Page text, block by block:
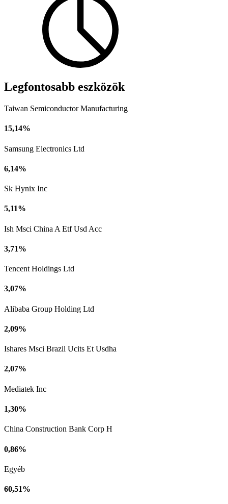
Legfontosabb eszközök
Taiwan Semiconductor Manufacturing
15,14%
Samsung Electronics Ltd
6,14%
Sk Hynix Inc
5,11%
Ish Msci China A Etf Usd Acc
3,71%
Tencent Holdings Ltd
3,07%
Alibaba Group Holding Ltd
2,09%
Ishares Msci Brazil Ucits Et Usdha
2,07%
Mediatek Inc
1,30%
China Construction Bank Corp H
0,86%
Egyéb
60,51%